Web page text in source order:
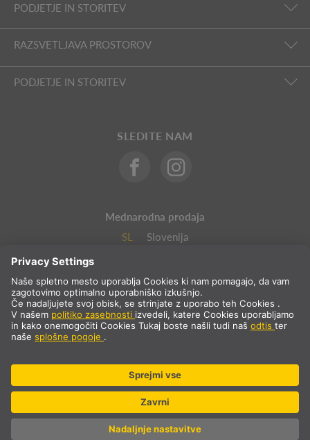
PODJETJE IN STORITEV
RAZSVETLJAVA PROSTOROV
PODJETJE IN STORITEV
SLEDITE NAM
Mednarodna prodaja
SL
Slovenija
* vljučno z 22 % DDV in stroški pošiljanja. Cena samo za
poslovne/registrirane stranke.
Varstvo podatkov
SPP